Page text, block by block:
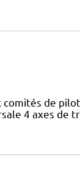
de
4 axes de